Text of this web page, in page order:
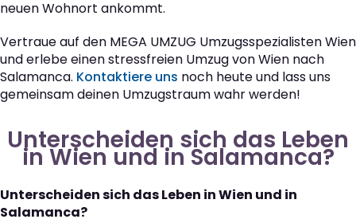
neuen Wohnort ankommt.
Vertraue auf den MEGA UMZUG Umzugsspezialisten Wien
und erlebe einen stressfreien Umzug von Wien nach
Salamanca. Kontaktiere uns noch heute und lass uns
gemeinsam deinen Umzugstraum wahr werden!
Unterscheiden sich das Leben
in Wien und in Salamanca?
Unterscheiden sich das Leben in Wien und in
Salamanca?